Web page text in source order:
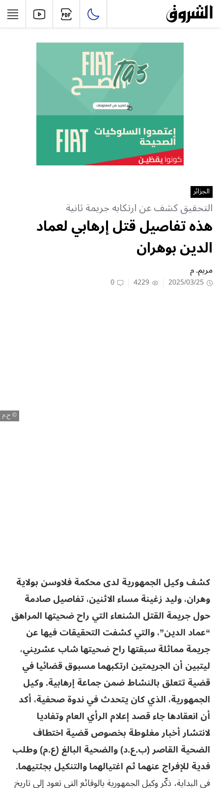
الجزائر
التحقيق كشف عن ارتكابه جريمة ثانية
هذه تفاصيل قتل إرهابي لعماد
الدين بوهران
مريم. م
2025/03/25
4229
0
ح.م
كشف وكيل الجمهورية لدى محكمة فلاوسن بولاية
وهران، وليد زغينة مساء الاثنين، تفاصيل صادمة
حول جريمة القتل الشنعاء التي راح ضحيتها المراهق
“عماد الدين”، والتي كشفت التحقيقات فيها عن
جريمة مماثلة سبقتها راح ضحيتها شاب عشريني،
ليتبين أن الجريمتين ارتكبهما مسبوق قضائيا في
قضية تتعلق بالنشاط ضمن جماعة إرهابية. وكيل
الجمهورية، الذي كان يتحدث في ندوة صحفية، أكد
أن انعقادها جاء قصد إعلام الرأي العام وتفاديا
لانتشار أخبار مغلوطة بخصوص قضية اختطاف
الضحية القاصر (ب.ع.د) والضحية البالغ (ع.م) وطلب
فدية للإفراج عنهما ثم اغتيالهما والتنكيل بجثتيهما.
في البداية، ذكّر وكيل الجمهورية بالوقائع التي تعود إلى تاريخ